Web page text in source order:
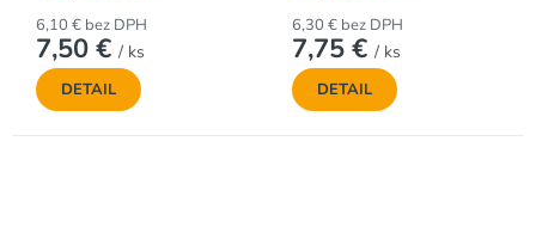
6,10 € bez DPH
7,50 € / ks
DETAIL
6,30 € bez DPH
7,75 € / ks
DETAIL